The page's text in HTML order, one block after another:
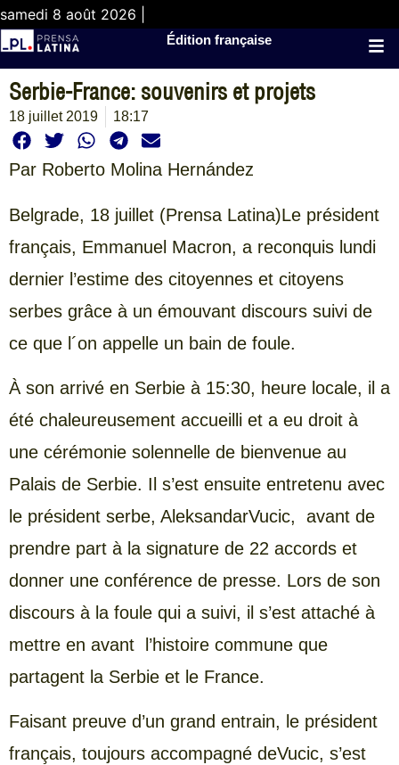
samedi 8 août 2026 |
Édition française
Serbie-France: souvenirs et projets
18 juillet 2019 18:17
Par Roberto Molina Hernández
Belgrade, 18 juillet (Prensa Latina)Le président
français, Emmanuel Macron, a reconquis lundi
dernier l’estime des citoyennes et citoyens
serbes grâce à un émouvant discours suivi de
ce que l´on appelle un bain de foule.
À son arrivé en Serbie à 15:30, heure locale, il a
été chaleureusement accueilli et a eu droit à
une cérémonie solennelle de bienvenue au
Palais de Serbie. Il s’est ensuite entretenu avec
le président serbe, AleksandarVucic, avant de
prendre part à la signature de 22 accords et
donner une conférence de presse. Lors de son
discours à la foule qui a suivi, il s’est attaché à
mettre en avant l’histoire commune que
partagent la Serbie et le France.
Faisant preuve d’un grand entrain, le président
français, toujours accompagné deVucic, s’est